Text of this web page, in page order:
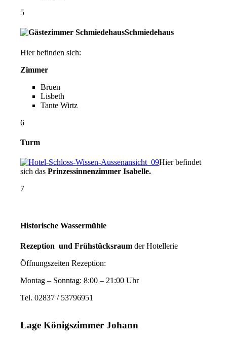
5
Schmiedehaus
Hier befinden sich:
Zimmer
Bruen
Lisbeth
Tante Wirtz
6
Turm
Hier befindet
sich dasPrinzessinnenzimmer Isabelle.
7
Historische Wassermühle
Rezeption und Frühstücksraum der Hotellerie
Öffnungszeiten Rezeption:
Montag – Sonntag: 8:00 – 21:00 Uhr
Tel.02837 / 53796951
Lage Königszimmer Johann